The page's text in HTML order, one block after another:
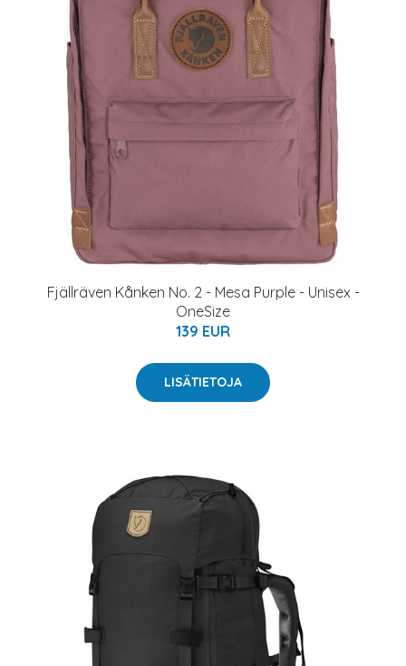
Fjällräven Kånken No. 2 - Mesa Purple - Unisex -
OneSize
139 EUR
LISÄTIETOJA